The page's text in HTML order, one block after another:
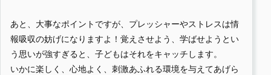
あと、大事なポイントですが、プレッシャーやストレスは情
報吸収の妨げになりますよ！覚えさせよう、学ばせようとい
う思いが強すぎると、子どもはそれをキャッチします。
いかに楽しく、心地よく、刺激あふれる環境を与えてあげら